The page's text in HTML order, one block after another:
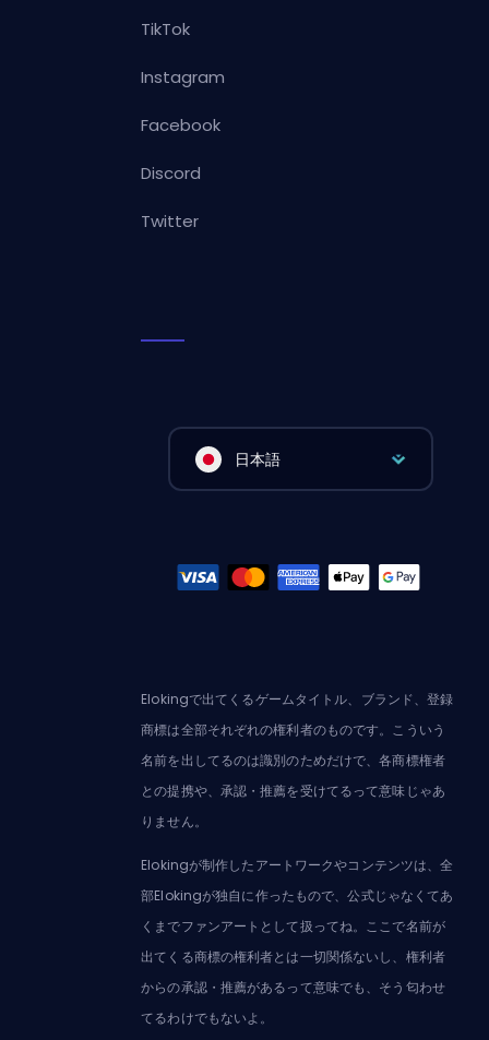
TikTok
Instagram
Facebook
Discord
Twitter
日本語
Elokingで出てくるゲームタイトル、ブランド、登録
商標は全部それぞれの権利者のものです。こういう
名前を出してるのは識別のためだけで、各商標権者
との提携や、承認・推薦を受けてるって意味じゃあ
りません。
Elokingが制作したアートワークやコンテンツは、全
部Elokingが独自に作ったもので、公式じゃなくてあ
くまでファンアートとして扱ってね。ここで名前が
出てくる商標の権利者とは一切関係ないし、権利者
からの承認・推薦があるって意味でも、そう匂わせ
てるわけでもないよ。